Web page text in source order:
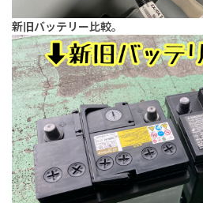
新旧バッテリー比較。